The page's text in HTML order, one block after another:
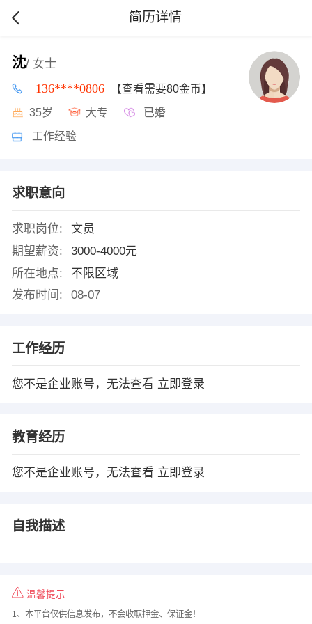
简历详情
沈/ 女士
136****0806 【查看需要80金币】
35岁 大专 已婚
工作经验
求职意向
求职岗位:
文员
期望薪资:
3000-4000元
所在地点:
不限区域
发布时间:
08-07
工作经历
您不是企业账号，无法查看 立即登录
教育经历
您不是企业账号，无法查看 立即登录
自我描述
温馨提示
1、本平台仅供信息发布，不会收取押金、保证金！